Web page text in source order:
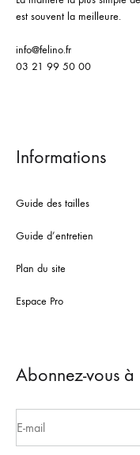
est souvent la meilleure.
info@felino.fr
03 21 99 50 00
Informations
Guide des tailles
Guide d’entretien
Plan du site
Espace Pro
Abonnez-vous